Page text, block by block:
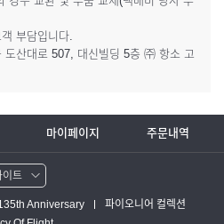
부담입니다.
도산대로 507, 대신빌딩 5층 ㈜ 항소 고
마이페이지 주문내역
이트
핑몰 Anniversary
파이오니어 컬렉션